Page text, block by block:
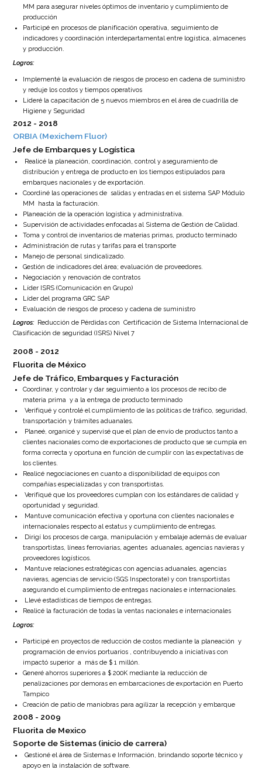
MM para asegurar niveles óptimos de inventario y cumplimiento de
producción
Participé en procesos de planificación operativa, seguimiento de
indicadores y coordinación interdepartamental entre logística, almacenes
y producción.
Logros:
Implementé la evaluación de riesgos de proceso en cadena de suministro
y reduje los costos y tiempos operativos
Lideré la capacitación de 5 nuevos miembros en el área de cuadrilla de
Higiene y Seguridad
ORBIA (Mexichem Fluor)
2012 2018
Jefe de Embarques y Logística
Realicé la planeación, coordinación, control y aseguramiento de
distribución y entrega de producto en los tiempos estipulados para
embarques nacionales y de exportación.
Coordiné las operaciones de salidas y entradas en el sistema SAP Módulo
MM
hasta la facturación.
Planeación de la operación logística y administrativa.
Supervisión de actividades enfocadas al Sistema de Gestión de Calidad.
Toma y control de inventarios de materias primas, producto terminado
Administración de rutas y tarifas para el transporte
Manejo de personal sindicalizado.
Gestión de indicadores del área; evaluación de proveedores.
Negociación y renovación de contratos
Líder ISRS (Comunicación en Grupo)
Líder del programa GRC SAP
Evaluación de riesgos de proceso y cadena de suministro
Logros: Reducción de Pérdidas conCertificación de Sistema Internacional de
Clasificación de seguridad (ISRS) Nivel 7
Fluorita de México
2008 2012
Jefe de Tráfico, Embarques y Facturación
Coordinar, y controlar y dar seguimiento a los procesos de recibo de
materia prima y a la entrega de producto terminado
Verifiqué y controlé el cumplimiento de las políticas de tráfico, seguridad,
transportación y trámites aduanales.
Planeé, organicé y supervisé que el plan de envío de productos tanto a
clientes nacionales como de exportaciones de producto que se cumpla en
forma correcta y oportuna en función de cumplir con las expectativas de
los clientes.
Realicé negociaciones en cuanto a disponibilidad de equipos con
compañías especializadas y con transportistas.
Verifiqué que los proveedores cumplan con los estándares de calidad y
oportunidad y seguridad.
Mantuve comunicación efectiva y oportuna con clientes nacionales e
internacionales respecto al estatus y cumplimiento de entregas.
Dirigí los procesos de carga, manipulación y embalaje además de evaluar
transportistas, líneas ferroviarias, agentes aduanales, agencias navieras y
proveedores logísticos.
Mantuve relaciones estratégicas con agencias aduanales, agencias
navieras, agencias de servicio (SGS Inspectorate) y con transportistas
asegurando el cumplimiento de entregas nacionales e internacionales.
Llevé estadísticas de tiempos de entregas.
Realicé la facturación de todas la ventas nacionales e internacionales
Logros:
Participé en proyectos de reducción de costos mediante la planeación y
programación de envíos portuarios , contribuyendo a iniciativas con
impactó superior a más de $ 1 millón.
Generé ahorros superiores a $ 200K mediante la reducción de
penalizaciones por demoras en embarcaciones de exportación en Puerto
Tampico
Creación de patio de maniobras para agilizar la recepción y embarque
Fluorita de Mexico
2008 2009
Soporte de Sistemas (inicio de carrera)
Gestioné el área de Sistemas e Información, brindando soporte técnico y
apoyo en la instalación de software.